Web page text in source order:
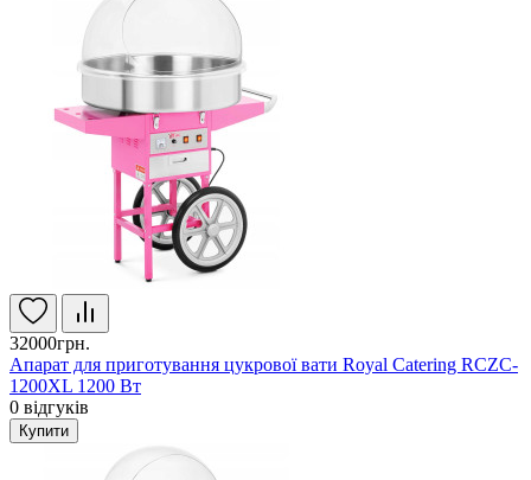
32000грн.
Апарат для приготування цукрової вати Royal Catering RCZC-
1200XL 1200 Вт
0 відгуків
Купити